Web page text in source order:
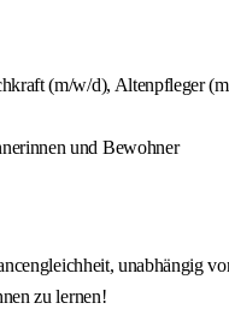
(m/w/d), Altenpfleger
und Bewohner
unabhängig
zu lernen!